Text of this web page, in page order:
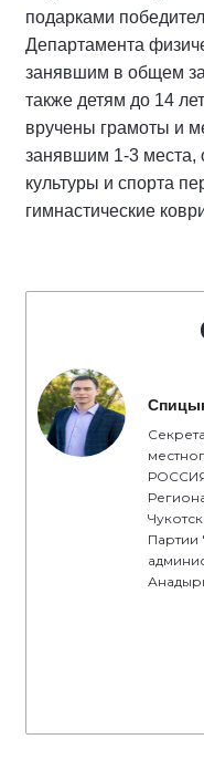
подарками
Департамента
занявшим в общем
также детям до 14
вручены грамоты и
занявшим 1-3 места,
культуры и спорта
гимнастические